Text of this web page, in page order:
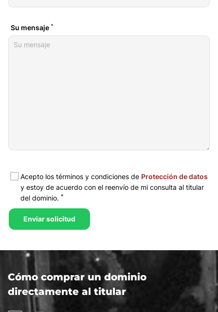
Cómo comprar un dominio
directamente al titular